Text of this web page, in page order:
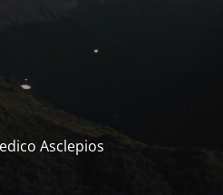
Asclepios